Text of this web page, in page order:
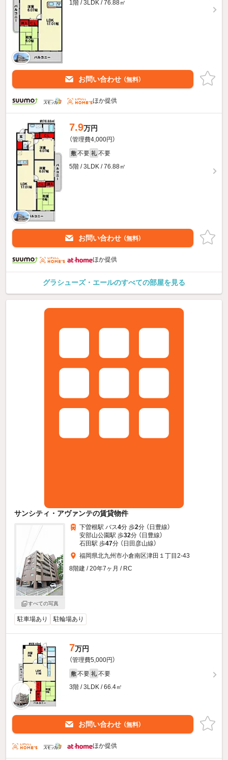
1階 / 3LDK / 76.88㎡
お問い合わせ （無料）
ほか提供
7.9万円
（管理費4,000円）
敷 不要 礼 不要
5階 / 3LDK / 76.88㎡
お問い合わせ （無料）
ほか提供
グラシューズ・エールのすべての部屋を見る
サンシティ・アヴァンテの賃貸物件
すべての写真
下曽根駅 バス4分 歩2分 （日豊線）
安部山公園駅 歩32分 （日豊線）
石田駅 歩47分 （日田彦山線）
福岡県北九州市小倉南区津田１丁目2-43
8階建 / 20年7ヶ月 / RC
駐車場あり 駐輪場あり
7万円
（管理費5,000円）
敷 不要 礼 不要
3階 / 3LDK / 66.4㎡
お問い合わせ （無料）
ほか提供